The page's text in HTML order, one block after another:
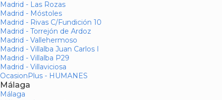
Madrid - Las Rozas
Madrid - Móstoles
Madrid - Rivas C/Fundición 10
Madrid - Torrejón de Ardoz
Madrid - Vallehermoso
Madrid - Villalba Juan Carlos I
Madrid - Villalba P29
Madrid - Villaviciosa
OcasionPlus - HUMANES
Málaga
Málaga